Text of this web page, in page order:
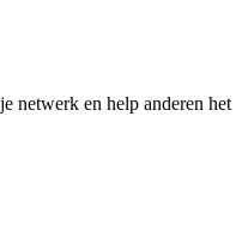
netwerk en help anderen het